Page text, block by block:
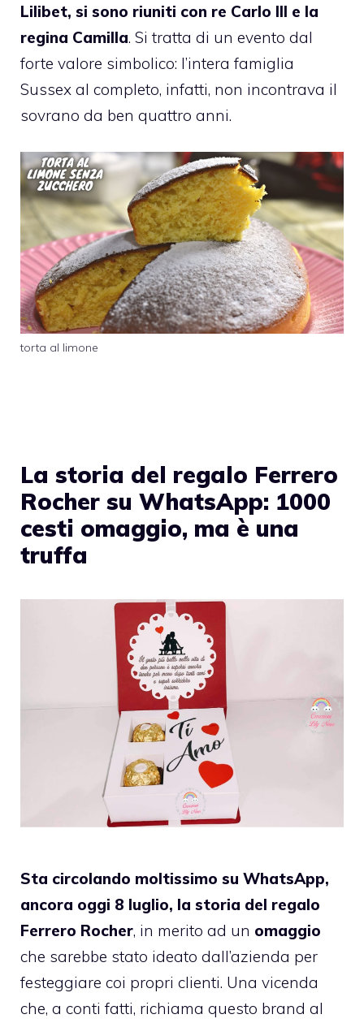
Lilibet, si sono riuniti con re Carlo III e la
regina Camilla. Si tratta di un evento dal
forte valore simbolico: l’intera famiglia
Sussex al completo, infatti, non incontrava il
sovrano da ben quattro anni.
torta al limone
La storia del regalo Ferrero
Rocher su WhatsApp: 1000
cesti omaggio, ma è una
truffa
Sta circolando moltissimo su WhatsApp,
ancora oggi 8 luglio, la storia del regalo
Ferrero Rocher, in merito ad un omaggio
che sarebbe stato ideato dall’azienda per
festeggiare coi propri clienti. Una vicenda
che, a conti fatti, richiama questo brand al